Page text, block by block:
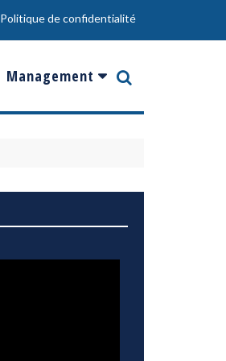
Politique de confidentialité
Management
Innovation